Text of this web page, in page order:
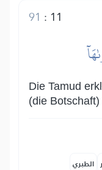
11
:
91
Die Tamud
(die
الطبري